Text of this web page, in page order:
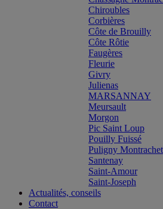
Chiroubles
Corbières
Côte de Brouilly
Côte Rôtie
Faugères
Fleurie
Givry
Julienas
MARSANNAY
Meursault
Morgon
Pic Saint Loup
Pouilly Fuissé
Puligny Montrachet
Santenay
Saint-Amour
Saint-Joseph
Actualités, conseils
Contact